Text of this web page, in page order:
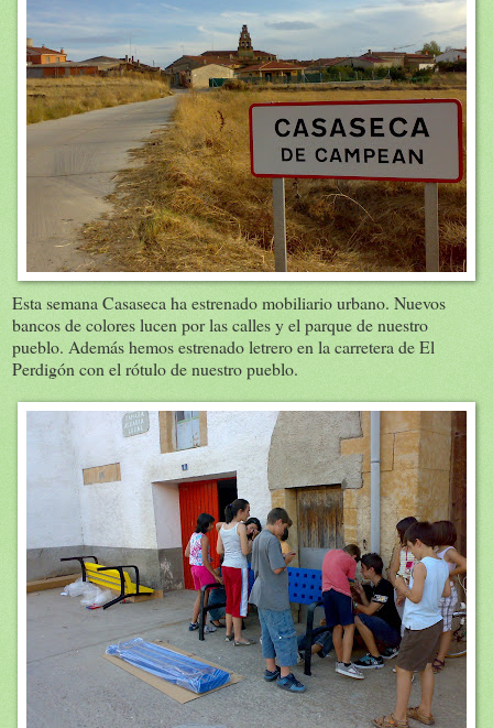
Esta semana Casaseca ha estrenado mobiliario urbano. Nuevos
bancos de colores lucen por las calles y el parque de nuestro
pueblo. Además hemos estrenado letrero en la carretera de El
Perdigón con el rótulo de nuestro pueblo.